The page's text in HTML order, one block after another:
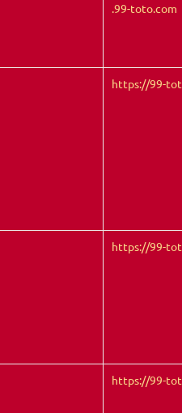
.99-toto.com
https://99-
https://99-
https://99-